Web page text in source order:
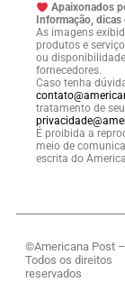
Apaixonados
Informação,
As imagens
produtos e
ou
fornecedores.
Caso tenha
tratamento de
É proibida a
meio de
escrita do
©Americana Post –
Todos os direitos
reservados